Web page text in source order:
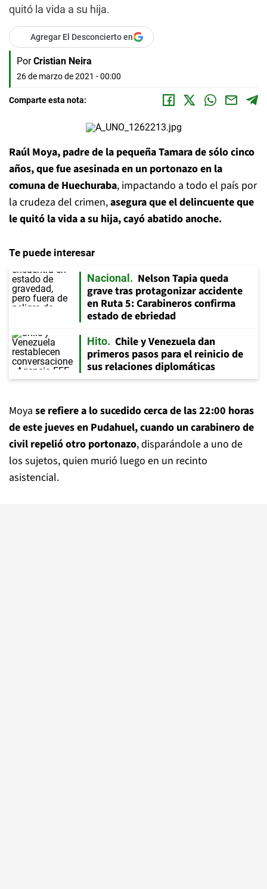
quitó la vida a su hija.
Agregar El Desconcierto en
Por Cristian Neira
26 de marzo de 2021 - 00:00
Comparte esta nota:
Raúl Moya, padre de la pequeña Tamara de sólo cinco
años, que fue asesinada en un portonazo en la
comuna de Huechuraba, impactando a todo el país por
la crudeza del crimen,asegura que el delincuente que
le quitó la vida a su hija, cayó abatido anoche.
Te puede interesar
Nacional
Nelson Tapia queda
grave tras protagonizar accidente
en Ruta 5: Carabineros confirma
estado de ebriedad
Hito
Chile y Venezuela dan
primeros pasos para el reinicio de
sus relaciones diplomáticas
Moya se refiere a lo sucedido cerca de las 22:00 horas
de este jueves en Pudahuel, cuando un carabinero de
civil repelió otro portonazo, disparándole a uno de
los sujetos, quien murió luego en un recinto
asistencial.